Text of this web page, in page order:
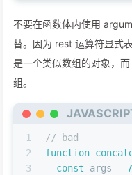
不要在函数体内使用
替。因为 rest 运算符显式
是一个类似数组的对象，
组。
1
2
3
// bad
function
const args =